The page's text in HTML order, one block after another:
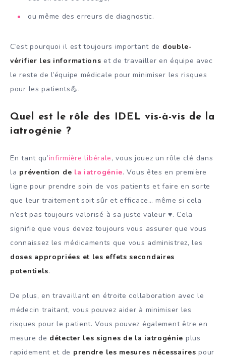
ou même des erreurs de diagnostic.
C’est pourquoi il est toujours important de double-
vérifier les informations et de travailler en équipe avec
le reste de l’équipe médicale pour minimiser les risques
pour les patients💪.
Quel est le rôle des IDEL vis-à-vis de la
iatrogénie ?
En tant qu’infirmière libérale, vous jouez un rôle clé dans
la prévention de la iatrogénie. Vous êtes en première
ligne pour prendre soin de vos patients et faire en sorte
que leur traitement soit sûr et efficace… même si cela
n’est pas toujours valorisé à sa juste valeur ♥️. Cela
signifie que vous devez toujours vous assurer que vous
connaissez les médicaments que vous administrez, les
doses appropriées et les effets secondaires
potentiels.
De plus, en travaillant en étroite collaboration avec le
médecin traitant, vous pouvez aider à minimiser les
risques pour le patient. Vous pouvez également être en
mesure de détecter les signes de la iatrogénie plus
rapidement et de prendre les mesures nécessaires pour